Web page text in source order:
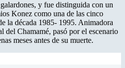
y fue distinguida con un
Konez como una de las cinco
la década 1985- 1995. Animadora
del Chamamé, pasó por el escenario
meses antes de su muerte.